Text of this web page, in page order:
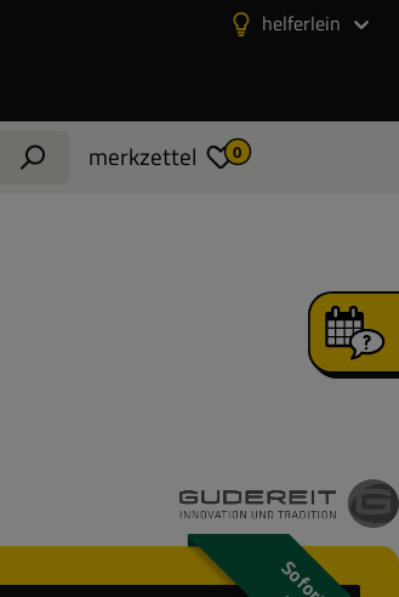
helferlein
merkzettel 0